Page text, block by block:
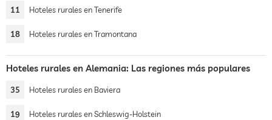
11 Hoteles rurales en Tenerife
18 Hoteles rurales en Tramontana
Hoteles rurales en Alemania: Las regiones más populares
35 Hoteles rurales en Baviera
19 Hoteles rurales en Schleswig-Holstein